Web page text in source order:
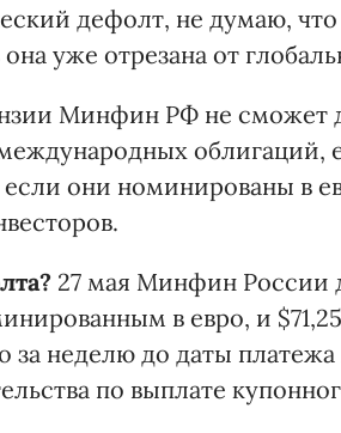
дефолт, не думаю,
уже отрезана от
Минфин РФ не сможет
облигаций,
они номинированы в
27 мая Минфин России
в евро, и
за неделю до даты
по выплате